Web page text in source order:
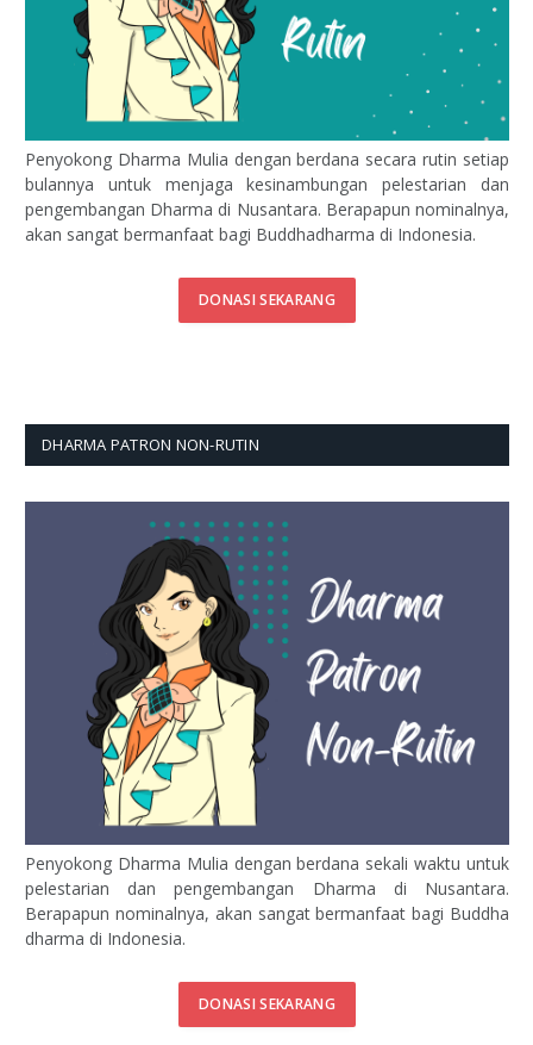
Penyokong Dharma Mulia dengan berdana secara rutin setiap
bulannya untuk menjaga kesinambungan pelestarian dan
pengembangan Dharma di Nusantara. Berapapun nominalnya,
akan sangat bermanfaat bagi Buddhadharma di Indonesia.
DONASI SEKARANG
DHARMA PATRON NON-RUTIN
Penyokong Dharma Mulia dengan berdana sekali waktu untuk
pelestarian dan pengembangan Dharma di Nusantara.
Berapapun nominalnya, akan sangat bermanfaat bagi Buddha
dharma di Indonesia.
DONASI SEKARANG